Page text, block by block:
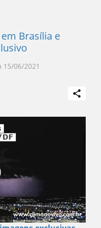
Brasília e
15/06/2021